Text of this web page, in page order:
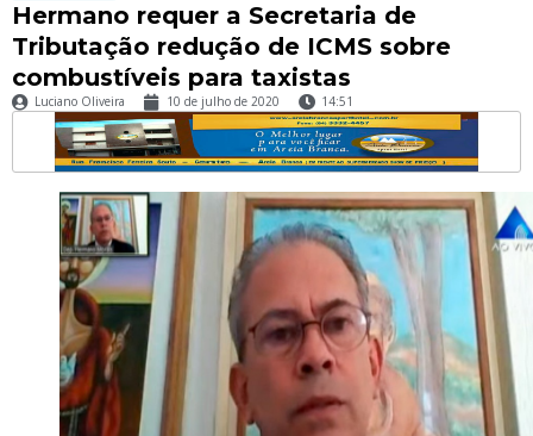
Hermano requer a Secretaria de
Tributação redução de ICMS sobre
combustíveis para taxistas
Luciano Oliveira 10 de julho de 2020 14:51